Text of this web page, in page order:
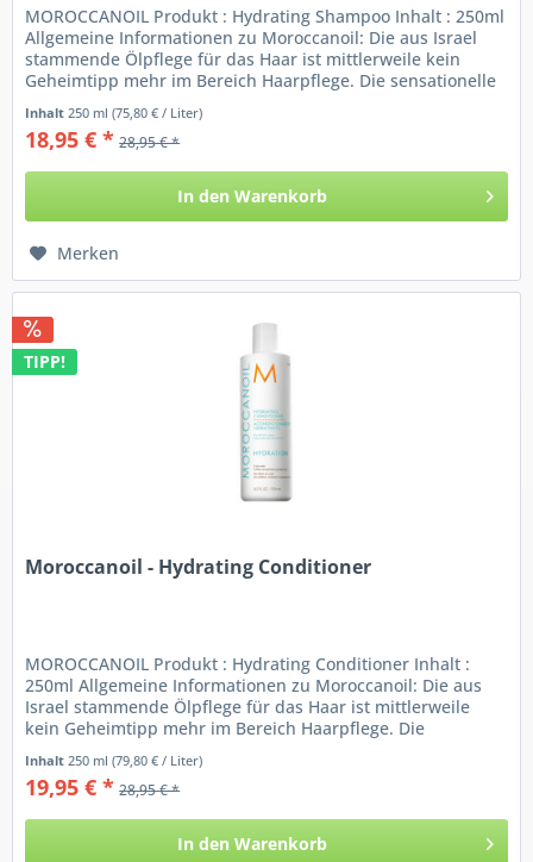
MOROCCANOIL Produkt : Hydrating Shampoo Inhalt : 250ml
Allgemeine Informationen zu Moroccanoil: Die aus Israel
stammende Ölpflege für das Haar ist mittlerweile kein
Geheimtipp mehr im Bereich Haarpflege. Die sensationelle
Inhalt250 ml(75,80 € / Liter)
18,95 € * 28,95 € *
In den Warenkorb
Merken
TIPP!
Moroccanoil - Hydrating Conditioner
MOROCCANOIL Produkt : Hydrating Conditioner Inhalt :
250ml Allgemeine Informationen zu Moroccanoil: Die aus
Israel stammende Ölpflege für das Haar ist mittlerweile
kein Geheimtipp mehr im Bereich Haarpflege. Die
sensationelle Wirkung von...
Inhalt250 ml(79,80 € / Liter)
19,95 € * 28,95 € *
In den Warenkorb